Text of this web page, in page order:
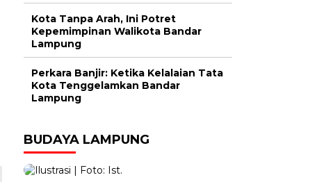
Kota Tanpa Arah, Ini Potret
Kepemimpinan Walikota Bandar
Lampung
Perkara Banjir: Ketika Kelalaian Tata
Kota Tenggelamkan Bandar
Lampung
BUDAYA LAMPUNG